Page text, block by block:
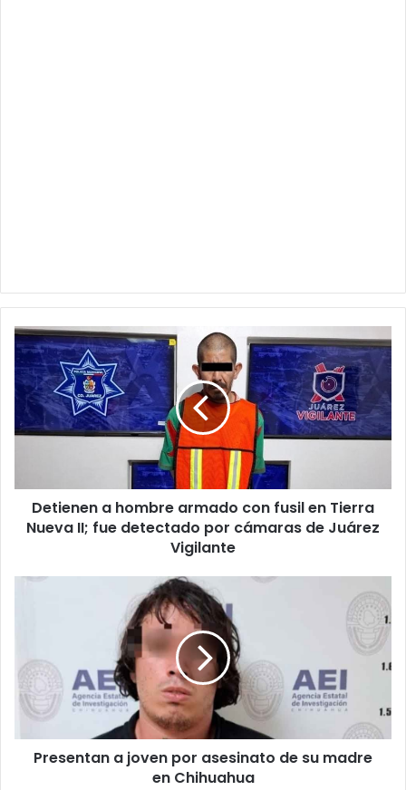
Detienen
hombre
armado
con
fusil
Nueva
fue
cámaras
Detienen a hombre armado con fusil en Tierra
Nueva II; fue detectado por cámaras de Juárez
Vigilante
Presentan
asesinato
de
su
madre
en
Chihuahua
Presentan a joven por asesinato de su madre
en Chihuahua